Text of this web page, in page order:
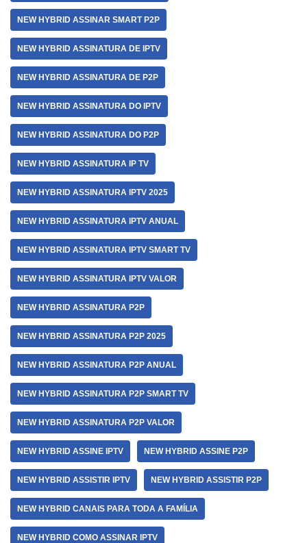
NEW HYBRID ASSINAR SMART P2P
NEW HYBRID ASSINATURA DE IPTV
NEW HYBRID ASSINATURA DE P2P
NEW HYBRID ASSINATURA DO IPTV
NEW HYBRID ASSINATURA DO P2P
NEW HYBRID ASSINATURA IP TV
NEW HYBRID ASSINATURA IPTV 2025
NEW HYBRID ASSINATURA IPTV ANUAL
NEW HYBRID ASSINATURA IPTV SMART TV
NEW HYBRID ASSINATURA IPTV VALOR
NEW HYBRID ASSINATURA P2P
NEW HYBRID ASSINATURA P2P 2025
NEW HYBRID ASSINATURA P2P ANUAL
NEW HYBRID ASSINATURA P2P SMART TV
NEW HYBRID ASSINATURA P2P VALOR
NEW HYBRID ASSINE IPTV NEW HYBRID ASSINE P2P
NEW HYBRID ASSISTIR IPTV NEW HYBRID ASSISTIR P2P
NEW HYBRID CANAIS PARA TODA A FAMÍLIA
NEW HYBRID COMO ASSINAR IPTV